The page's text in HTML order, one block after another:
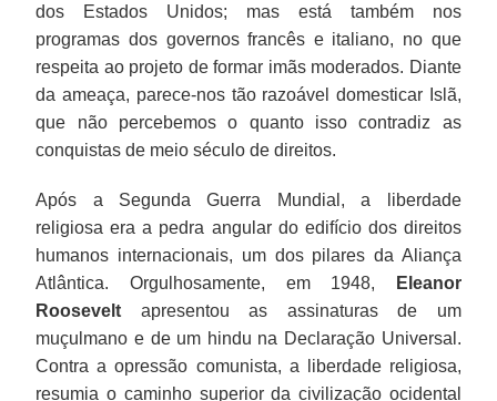
dos Estados Unidos; mas está também nos
programas dos governos francês e italiano, no que
respeita ao projeto de formar imãs moderados. Diante
da ameaça, parece-nos tão razoável domesticar Islã,
que não percebemos o quanto isso contradiz as
conquistas de meio século de direitos.
Após a Segunda Guerra Mundial, a liberdade
religiosa era a pedra angular do edifício dos direitos
humanos internacionais, um dos pilares da Aliança
Atlântica. Orgulhosamente, em 1948,
Eleanor
Roosevelt apresentou as assinaturas de um
muçulmano e de um hindu na Declaração Universal.
Contra a opressão comunista, a liberdade religiosa,
resumia o caminho superior da civilização ocidental